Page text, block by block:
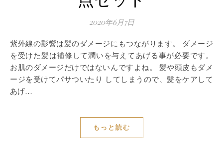
2020年6月7日
紫外線の影響は髪のダメージにもつながります。 ダメージ
を受けた髪は補修して潤いを与えてあげる事が必要です。
お肌のダメージだけではないんですよね。 髪や頭皮もダメ
ージを受けてパサついたり してしまうので、髪をケアして
あげ…
もっと読む